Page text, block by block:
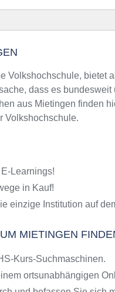
finden
zu VHS-Kursen
der VHS
Volkshochschule, bietet
dass es
aus Mietingen finden
Volkshochschule.
Learnings!
in Kauf!
einzige Institution auf
MIETINGEN
Kurs-Suchmaschinen.
ortsunabhängigen